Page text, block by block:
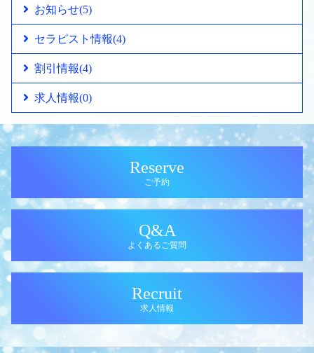
お知らせ(5)
セラピスト情報(4)
割引情報(4)
求人情報(0)
Reserve
ご予約
Q&A
よくあるご質問
Recruit
求人情報